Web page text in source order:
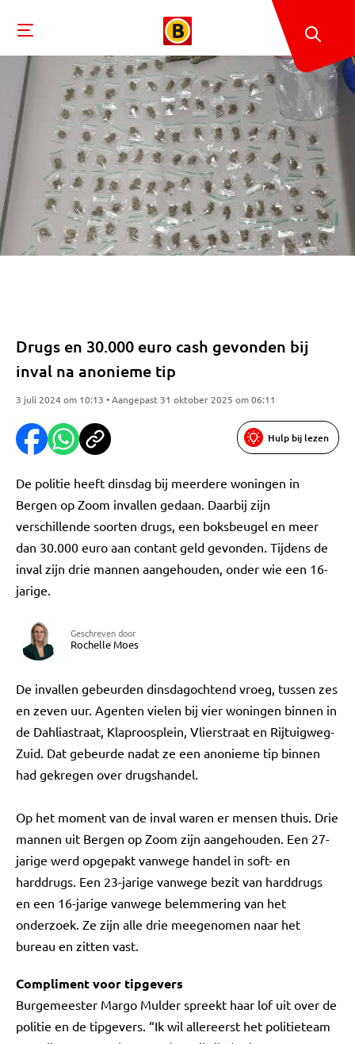
Drugs en 30.000 euro cash gevonden bij
inval na anonieme tip
3 juli 2024 om 10:13 • Aangepast 31 oktober 2025 om 06:11
Hulp bij lezen
De politie heeft dinsdag bij meerdere woningen in
Bergen op Zoom invallen gedaan. Daarbij zijn
verschillende soorten drugs, een boksbeugel en meer
dan 30.000 euro aan contant geld gevonden. Tijdens de
inval zijn drie mannen aangehouden, onder wie een 16-
jarige.
Geschreven door
Rochelle Moes
De invallen gebeurden dinsdagochtend vroeg, tussen zes
en zeven uur. Agenten vielen bij vier woningen binnen in
de Dahliastraat, Klaproosplein, Vlierstraat en Rijtuigweg-
Zuid. Dat gebeurde nadat ze een anonieme tip binnen
had gekregen over drugshandel.
Op het moment van de inval waren er mensen thuis. Drie
mannen uit Bergen op Zoom zijn aangehouden. Een 27-
jarige werd opgepakt vanwege handel in soft- en
harddrugs. Een 23-jarige vanwege bezit van harddrugs
en een 16-jarige vanwege belemmering van het
onderzoek. Ze zijn alle drie meegenomen naar het
bureau en zitten vast.
Compliment voor tipgevers
Burgemeester Margo Mulder spreekt haar lof uit over de
politie en de tipgevers. “Ik wil allereerst het politieteam